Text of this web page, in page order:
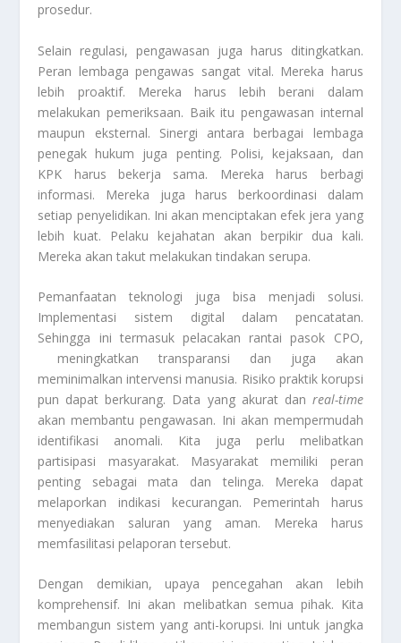
prosedur.
Selain regulasi, pengawasan juga harus ditingkatkan.
Peran lembaga pengawas sangat vital. Mereka harus
lebih proaktif. Mereka harus lebih berani dalam
melakukan pemeriksaan. Baik itu pengawasan internal
maupun eksternal. Sinergi antara berbagai lembaga
penegak hukum juga penting. Polisi, kejaksaan, dan
KPK harus bekerja sama. Mereka harus berbagi
informasi. Mereka juga harus berkoordinasi dalam
setiap penyelidikan. Ini akan menciptakan efek jera yang
lebih kuat. Pelaku kejahatan akan berpikir dua kali.
Mereka akan takut melakukan tindakan serupa.
Pemanfaatan teknologi juga bisa menjadi solusi.
Implementasi sistem digital dalam pencatatan.
Sehingga ini termasuk pelacakan rantai pasok CPO,
meningkatkan transparansi dan juga akan
meminimalkan intervensi manusia. Risiko praktik korupsi
pun dapat berkurang. Data yang akurat dan real-time
akan membantu pengawasan. Ini akan mempermudah
identifikasi anomali. Kita juga perlu melibatkan
partisipasi masyarakat. Masyarakat memiliki peran
penting sebagai mata dan telinga. Mereka dapat
melaporkan indikasi kecurangan. Pemerintah harus
menyediakan saluran yang aman. Mereka harus
memfasilitasi pelaporan tersebut.
Dengan demikian, upaya pencegahan akan lebih
komprehensif. Ini akan melibatkan semua pihak. Kita
membangun sistem yang anti-korupsi. Ini untuk jangka